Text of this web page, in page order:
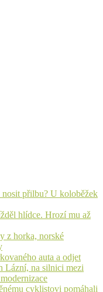
přilbu? U koloběžek
hlídce. Hrozí mu až
z horka, norské
auta a odjet
Lázní, na silnici mezi
cyklistovi pomáhali